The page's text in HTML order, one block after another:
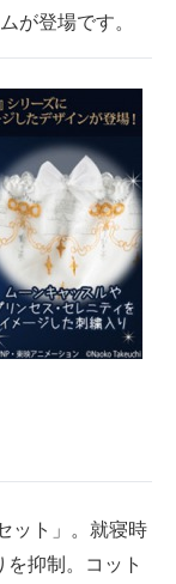
が登場です。
ット」。就寝時
抑制。コット